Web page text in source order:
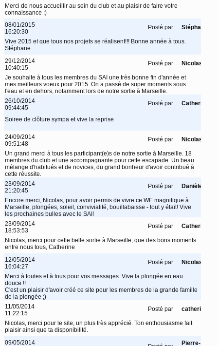
Merci de nous accueillir au sein du club et au plaisir de faire votre
connaissance :)
08/01/2015
16:20:30
Posté par Stéphane
Vive 2015 et que tous nos projets se réalisent!!! Bonne année à tous.
Stéphane
29/12/2014
10:40:15
Posté par Nicolas
Je souhaite à tous les membres du SAI une très bonne fin d'année et
mes meilleurs voeux pour 2015. On a passé de super moments sous
l'eau et en dehors, notamment lors de notre sortie à Marseille.
26/10/2014
09:44:45
Posté par Catherine
Soiree de clôture sympa et vive la reprise
24/09/2014
09:51:48
Posté par Nicolas
Un grand merci à tous les participant(e)s de notre sortie à Marseille. 18
membres du club et une accompagnante pour cette escapade. Un beau
mélange d'habitués et de novices, du grand bonheur d'avoir contribué à
cette réussite.
23/09/2014
21:20:45
Posté par Danièle
Encore merci, Nicolas, pour avoir permis de vivre ce WE magnifique à
Marseille, plongées, soleil, convivialité, bouillabaisse - tout y était! Vive
les prochaines bulles avec le SAI!
23/09/2014
18:53:53
Posté par Catherine
Nicolas, merci pour cette belle sortie à Marseille, que des bons moments
entre nous tous, Catherine
12/05/2014
16:04:27
Posté par Nicolas
Merci à toutes et à tous pour vos messages. Vive la plongée en eau
douce !!
C'est un plaisir d'avoir créé ce site pour les membres de la grande famille
de la plongée ;)
11/05/2014
11:22:15
Posté par catherine
Nicolas, merci pour le site, un plus très apprécié. Ton enthousiasme fait
plaisir ainsi que ta disponibilité.
09/05/2014
Pierre-